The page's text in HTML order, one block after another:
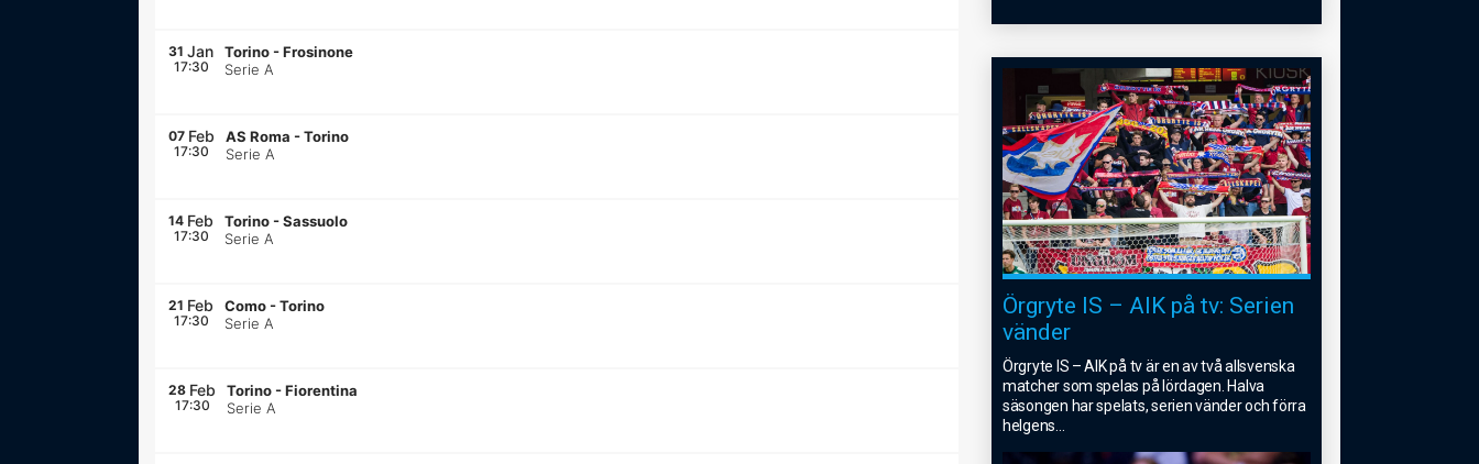
31 Jan
17:30
Torino -Frosinone
Serie A
07 Feb
17:30
AS Roma -Torino
Serie A
14 Feb
17:30
Torino -Sassuolo
Serie A
21 Feb
17:30
Como -Torino
Serie A
28 Feb
17:30
Torino -Fiorentina
Serie A
Örgryte IS – AIK på tv: Serien
vänder
Örgryte IS – AIK på tv är en av två allsvenska
matcher som spelas på lördagen. Halva
säsongen har spelats, serien vänder och förra
helgens